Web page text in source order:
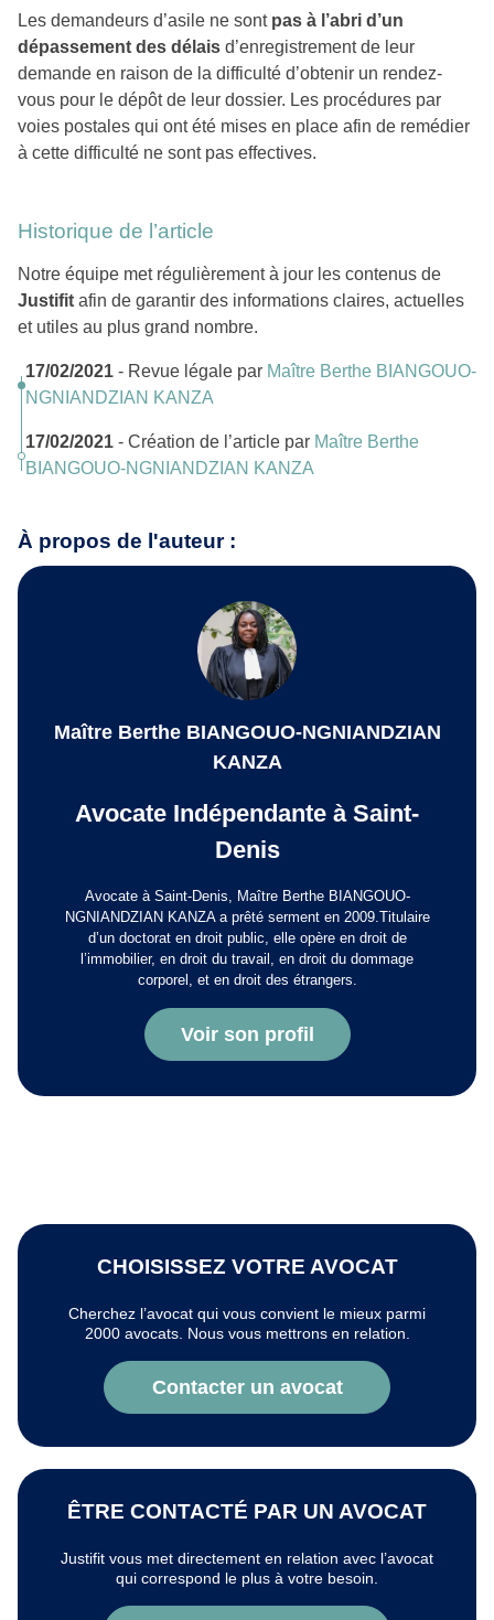
Les demandeurs d’asile ne sont pas à l’abri d’un
dépassement des délais d’enregistrement de leur
demande en raison de la difficulté d’obtenir un rendez-
vous pour le dépôt de leur dossier. Les procédures par
voies postales qui ont été mises en place afin de remédier
à cette difficulté ne sont pas effectives.
Historique de l’article
Notre équipe met régulièrement à jour les contenus de
Justifit afin de garantir des informations claires, actuelles
et utiles au plus grand nombre.
17/02/2021 - Revue légale par Maître Berthe BIANGOUO-
NGNIANDZIAN KANZA
17/02/2021 - Création de l’article par Maître Berthe
BIANGOUO-NGNIANDZIAN KANZA
À propos de l'auteur :
Maître Berthe BIANGOUO-NGNIANDZIAN
KANZA
Avocate Indépendante à Saint-
Denis
Avocate à Saint-Denis, Maître Berthe BIANGOUO-
NGNIANDZIAN KANZA a prêté serment en 2009.Titulaire
d’un doctorat en droit public, elle opère en droit de
l’immobilier, en droit du travail, en droit du dommage
corporel, et en droit des étrangers.
Voir son profil
CHOISISSEZ VOTRE AVOCAT
Cherchez l’avocat qui vous convient le mieux parmi
2000 avocats. Nous vous mettrons en relation.
Contacter un avocat
ÊTRE CONTACTÉ PAR UN AVOCAT
Justifit vous met directement en relation avec l’avocat
qui correspond le plus à votre besoin.